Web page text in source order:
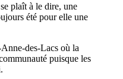
plaît à le dire, une
été pour elle une
des-Lacs où la
puisque les